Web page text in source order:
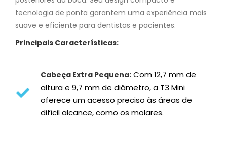
tecnologia de ponta garantem uma experiência mais
suave e eficiente para dentistas e pacientes.
Principais Características:
Cabeça Extra Pequena: Com 12,7 mm de
altura e 9,7 mm de diâmetro, a T3 Mini
oferece um acesso preciso às áreas de
difícil alcance, como os molares.